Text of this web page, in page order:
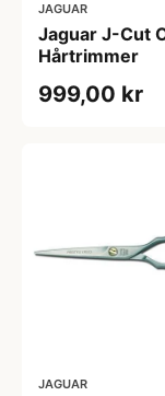
JAGUAR
Jaguar J-Cut
Hårtrimmer
999,00 kr
JAGUAR